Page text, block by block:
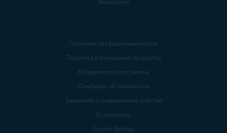
Технология
Политика конфиденциальности
Политика в отношении продуктов
Юридические документы
Сообщить об уязвимости
Заявление о современном рабстве
О подписках
Cookie Settings